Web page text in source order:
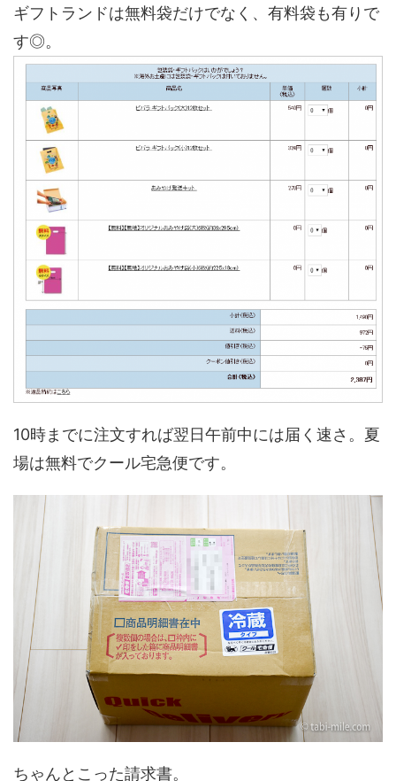
ギフトランドは無料袋だけでなく、有料袋も有りで
す◎。
10時までに注文すれば翌日午前中には届く速さ。夏
場は無料でクール宅急便です。
ちゃんとこった請求書。